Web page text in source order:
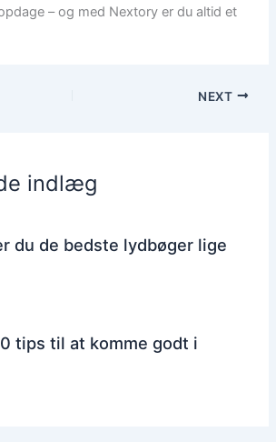
– og med Nextory er du altid et
NEXT
indlæg
du de bedste lydbøger lige
tips til at komme godt i